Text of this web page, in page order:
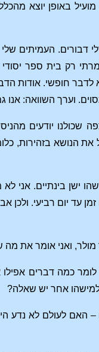
באופן יוצא
דבורים.
בית ספר יסודי ולא
חופשי. אודות
שכולנו יודעים
הנושא בזהירות,
בינתיים. אני
עד יום רביעי.
ואני אומר את מה
כמה דברים
אחר יש שאלה?
– האם לעולם לא נדע